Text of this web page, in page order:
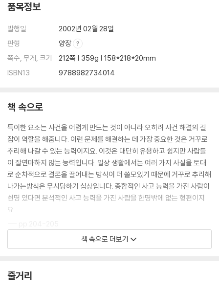
품목정보
발행일
2002년 02월 28일
판형
양장
쪽수, 무게, 크기
212쪽 | 359g | 158*218*20mm
ISBN13
9788982734014
책 속으로
특이한 요소는 사건을 어렵게 만드는 것이 아니라 오히려 사건 해결의 길
잡이 역할을 해줍니다. 이런 문제를 해결하는 데 가장 중요한 것은 거꾸로
추리해 나갈 수 있는 능력이지요. 이것은 대단히 유용하고 쉽지만 사람들
이 잘연마하지 않는 능력입니다. 일상 생활에서는 여러 가지 사실을 토대
로 순차적으로 결론을 끌어내는 방식이 더 쓸모있기 때문에 거꾸로 추리해
나가는방식은 무시당하기 십상입니다. 종합적인 사고 능력을 가진 사람이
쉰명 있다면 분석적인 사고 능력을 가진 사람을 한명밖에 없는 형편이지
요.
제가 보기에 홈즈의 학구열은 다소 과한 데가 있습니다. 그게 거의 냉혈한
고 친구에게 투여할 위인입니다. 무슨 악의가 있어서가 아니라 약효를 정
책 속으로 더보기
줄거리